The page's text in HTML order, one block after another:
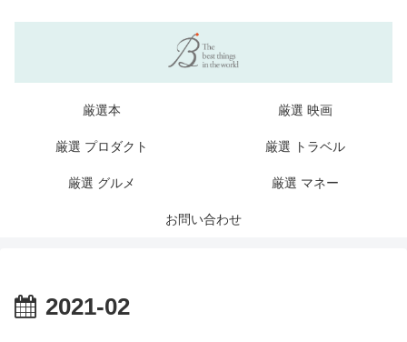
厳選本 厳選 映画
厳選 プロダクト 厳選 トラベル
厳選 グルメ 厳選 マネー
お問い合わせ
2021-02